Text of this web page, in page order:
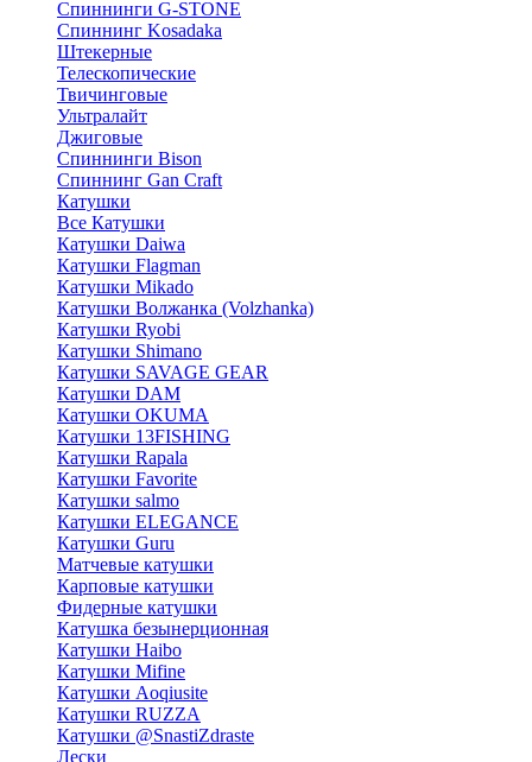
Спиннинги G-STONE
Спиннинг Kosadaka
Штекерные
Телескопические
Твичинговые
Ультралайт
Джиговые
Спиннинги Bison
Спиннинг Gan Craft
Катушки
Все Катушки
Катушки Daiwa
Катушки Flagman
Катушки Mikado
Катушки Волжанка (Volzhanka)
Катушки Ryobi
Катушки Shimano
Катушки SAVAGE GEAR
Катушки DAM
Катушки OKUMA
Катушки 13FISHING
Катушки Rapala
Катушки Favorite
Катушки salmo
Катушки ELEGANCE
Катушки Guru
Матчевые катушки
Карповые катушки
Фидерные катушки
Катушка безынерционная
Катушки Haibo
Катушки Mifine
Катушки Aoqiusite
Катушки RUZZA
Катушки @SnastiZdraste
Лески